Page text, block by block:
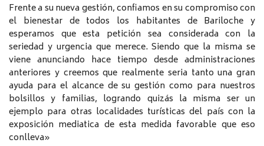
Frente a su nueva gestión, confiamos en su compromiso con
el bienestar de todos los habitantes de Bariloche y
esperamos que esta petición sea considerada con la
seriedad y urgencia que merece. Siendo que la misma se
viene anunciando hace tiempo desde administraciones
anteriores y creemos que realmente seria tanto una gran
ayuda para el alcance de su gestión como para nuestros
bolsillos y familias, logrando quizás la misma ser un
ejemplo para otras localidades turísticas del país con la
exposición mediatica de esta medida favorable que eso
conlleva»